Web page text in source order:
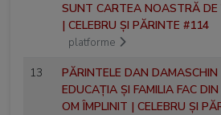
SUNT CARTEA NOASTRĂ
| CELEBRU ȘI PĂRINTE #114
platforme
13
PĂRINTELE DAN DAMASCHIN
EDUCAȚIA ȘI FAMILIA FAC
OM ÎMPLINIT | CELEBRU ȘI